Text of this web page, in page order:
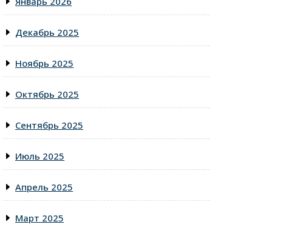
Декабрь 2025
Ноябрь 2025
Октябрь 2025
Сентябрь 2025
Июль 2025
Апрель 2025
Март 2025